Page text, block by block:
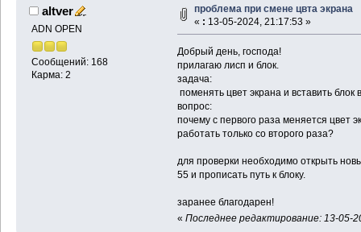
altver
ADN OPEN
Сообщений: 168
Карма: 2
проблема при смене цвта экрана
« : 13-05-2024, 21:17:53 »
Добрый день, господа!
прилагаю лисп и блок.
задача:
поменять цвет экрана и вставить блок
вопрос:
почему с первого раза меняется цвет
работать только со второго раза?
для проверки необходимо открыть
55 и прописать путь к блоку.
заранее благодарен!
« Последнее редактирование: 13-05-